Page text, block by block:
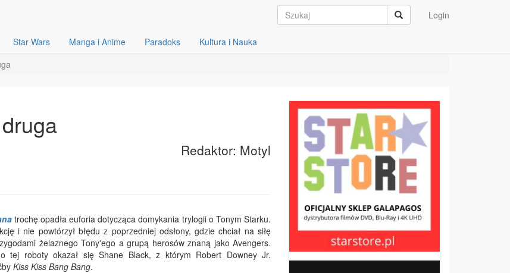
Login
Star Wars Manga i Anime Paradoks
Kultura i Nauka
Redaktor: Motyl
trochę opadła euforia dotycząca domykania trylogii o Tonym Starku.
i nie powtórzył błędu z poprzedniej odsłony, gdzie chciał na siłę
żelaznego Tony'ego a grupą herosów znaną jako Avengers.
tej roboty okazał się Shane Black, z którym Robert Downey Jr.
Kiss Kiss Bang Bang.